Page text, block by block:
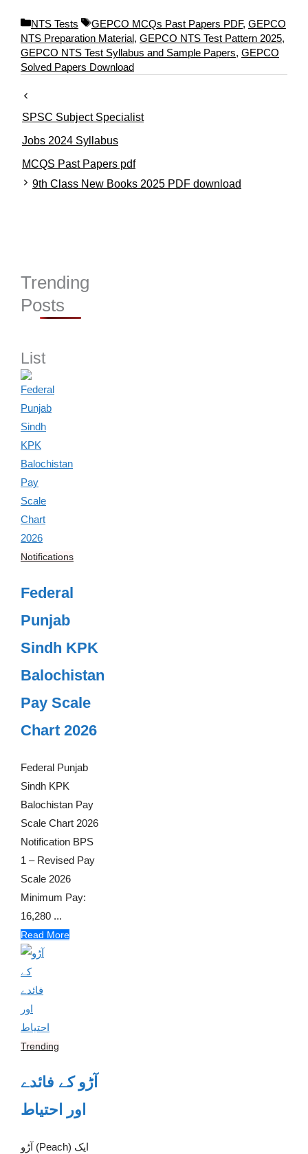
C
a
t
e
i
e
NTS Tests
T
a
g
s
GEPCO MCQs Past Papers PDF, GEPCO
NTS Preparation Material, GEPCO NTS Test Pattern 2025,
GEPCO NTS Test Syllabus and Sample Papers, GEPCO
Solved Papers Download
SPSC Subject Specialist
Jobs 2024 Syllabus
MCQS Past Papers pdf
9th Class New Books 2025 PDF download
Trending
Posts
List
Notifications
Federal
Punjab
Sindh KPK
Balochistan
Pay Scale
Chart 2026
Federal Punjab
Sindh KPK
Balochistan Pay
Scale Chart 2026
Notification BPS
1 – Revised Pay
Scale 2026
Minimum Pay:
16,280 ...
Read More
Trending
آڑو کے فائدے
اور احتیاط
آڑو (Peach) ایک